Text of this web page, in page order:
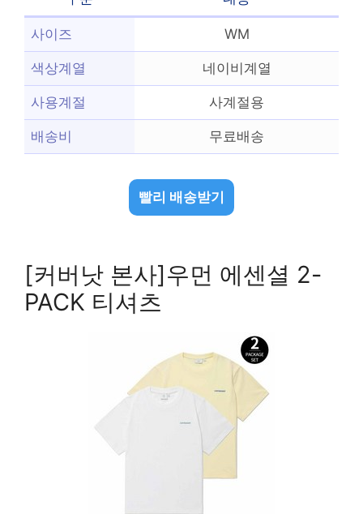
사이즈 WM
색상계열 네이비계열
사용계절 사계절용
배송비 무료배송
빨리 배송받기
[커버낫 본사]우먼 에센셜 2-
PACK 티셔츠